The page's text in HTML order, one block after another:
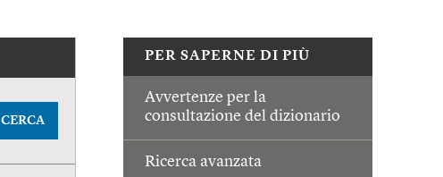
PER SAPERNE DI PIÙ
Avvertenze per la
consultazione del dizionario
Ricerca avanzata
CERCA